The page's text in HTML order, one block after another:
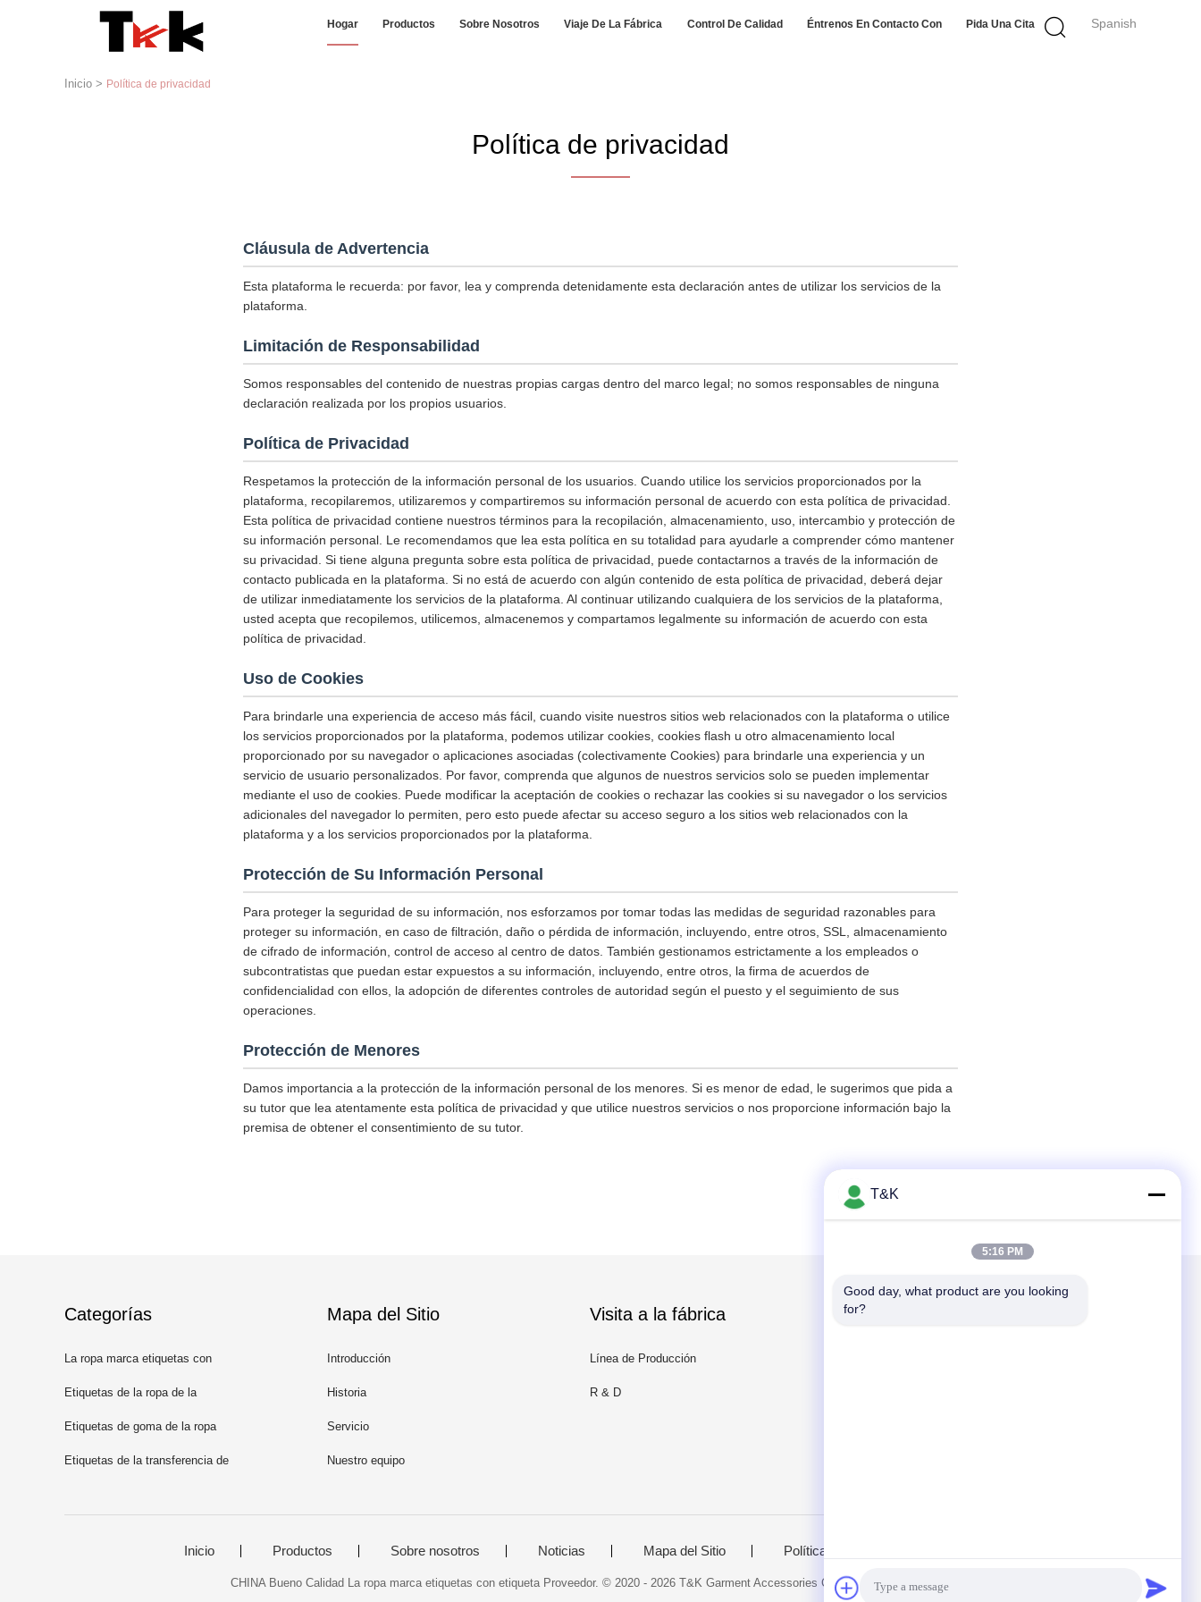
Spanish
Hogar Productos Sobre Nosotros Viaje De La Fábrica Control De Calidad Éntrenos En Contacto Con Pida Una Cita
Inicio > Política de privacidad
Política de privacidad
Cláusula de Advertencia
Esta plataforma le recuerda: por favor, lea y comprenda detenidamente esta declaración antes de utilizar los servicios de la
plataforma.
Limitación de Responsabilidad
Somos responsables del contenido de nuestras propias cargas dentro del marco legal; no somos responsables de ninguna
declaración realizada por los propios usuarios.
Política de Privacidad
Respetamos la protección de la información personal de los usuarios. Cuando utilice los servicios proporcionados por la
plataforma, recopilaremos, utilizaremos y compartiremos su información personal de acuerdo con esta política de privacidad.
Esta política de privacidad contiene nuestros términos para la recopilación, almacenamiento, uso, intercambio y protección de
su información personal. Le recomendamos que lea esta política en su totalidad para ayudarle a comprender cómo mantener
su privacidad. Si tiene alguna pregunta sobre esta política de privacidad, puede contactarnos a través de la información de
contacto publicada en la plataforma. Si no está de acuerdo con algún contenido de esta política de privacidad, deberá dejar
de utilizar inmediatamente los servicios de la plataforma. Al continuar utilizando cualquiera de los servicios de la plataforma,
usted acepta que recopilemos, utilicemos, almacenemos y compartamos legalmente su información de acuerdo con esta
política de privacidad.
Uso de Cookies
Para brindarle una experiencia de acceso más fácil, cuando visite nuestros sitios web relacionados con la plataforma o utilice
los servicios proporcionados por la plataforma, podemos utilizar cookies, cookies flash u otro almacenamiento local
proporcionado por su navegador o aplicaciones asociadas (colectivamente Cookies) para brindarle una experiencia y un
servicio de usuario personalizados. Por favor, comprenda que algunos de nuestros servicios solo se pueden implementar
mediante el uso de cookies. Puede modificar la aceptación de cookies o rechazar las cookies si su navegador o los servicios
adicionales del navegador lo permiten, pero esto puede afectar su acceso seguro a los sitios web relacionados con la
plataforma y a los servicios proporcionados por la plataforma.
Protección de Su Información Personal
Para proteger la seguridad de su información, nos esforzamos por tomar todas las medidas de seguridad razonables para
proteger su información, en caso de filtración, daño o pérdida de información, incluyendo, entre otros, SSL, almacenamiento
de cifrado de información, control de acceso al centro de datos. También gestionamos estrictamente a los empleados o
subcontratistas que puedan estar expuestos a su información, incluyendo, entre otros, la firma de acuerdos de
confidencialidad con ellos, la adopción de diferentes controles de autoridad según el puesto y el seguimiento de sus
operaciones.
Protección de Menores
Damos importancia a la protección de la información personal de los menores. Si es menor de edad, le sugerimos que pida a
su tutor que lea atentamente esta política de privacidad y que utilice nuestros servicios o nos proporcione información bajo la
premisa de obtener el consentimiento de su tutor.
Categorías
La ropa marca etiquetas con
etiqueta
Etiquetas de la ropa de la
impresión de la pantalla
Etiquetas de goma de la ropa
Etiquetas de la transferencia de
Mapa del Sitio
Introducción
Historia
Servicio
Nuestro equipo
Visita a la fábrica
Línea de Producción
R & D
Envíenos un correo
Inicio Productos Sobre nosotros Noticias Mapa del Sitio Política de privacidad
CHINA Bueno Calidad La ropa marca etiquetas con etiqueta Proveedor. © 2020 - 2026 T&K Garment Accessories Co.,Ltd. All Rights Reserved.
T&K
5:16 PM
Good day, what product are you looking
for?